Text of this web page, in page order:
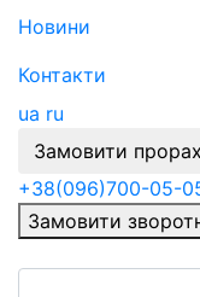
Новини
Контакти
ua ru
Замовити
+38(096)700-05-
Замовити